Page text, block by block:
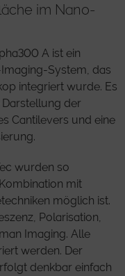
im Nano-
A ist ein
System, das
integriert wurde. Es
der
Cantilevers und eine
wurden so
mit
möglich ist.
Polarisation,
Imaging. Alle
werden. Der
denkbar einfach